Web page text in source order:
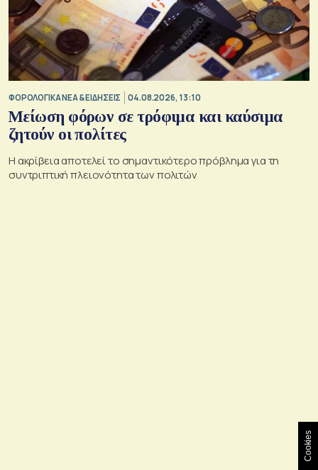
ΦΟΡΟΛΟΓΙΚΑ ΝΕΑ & EΙΔΗΣΕΙΣ 04.08.2026, 13:10
Μείωση φόρων σε τρόφιμα και καύσιμα
ζητούν οι πολίτες
Η ακρίβεια αποτελεί το σημαντικότερο πρόβλημα για τη
συντριπτική πλειονότητα των πολιτών
Cookies